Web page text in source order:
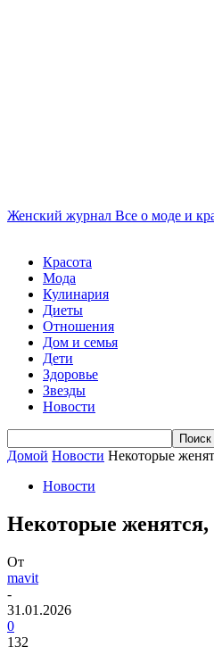
Женский журнал Все о моде и
Красота
Мода
Кулинария
Диеты
Отношения
Дом и семья
Дети
Здоровье
Звезды
Новости
Домой Новости Некоторые
Новости
Некоторые женятся,
От
mavit
-
31.01.2026
0
132